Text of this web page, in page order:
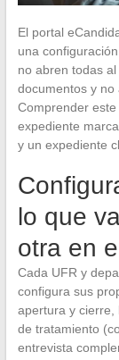
El portal
una
no abren todas
documentos y no
Comprender
expediente
y un expediente
lo que
otra en
Cada UFR y
configura sus
apertura y cierre,
de tratamiento
entrevista